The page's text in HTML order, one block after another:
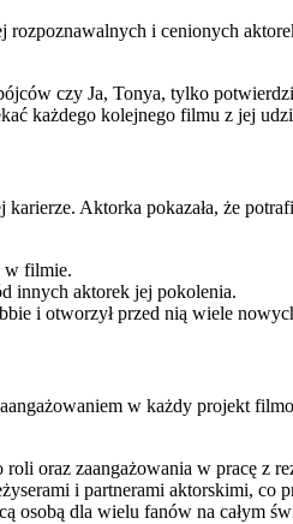
rozpoznawalnych i cenionych
czy Ja, Tonya, tylko
każdego kolejnego filmu z jej
Aktorka pokazała, że
w filmie.
innych aktorek jej pokolenia.
i otworzył przed nią wiele
w każdy projekt
oraz zaangażowania w pracę z
i partnerami aktorskimi, co
osobą dla wielu fanów na całym